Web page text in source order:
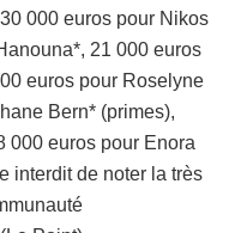
000 euros pour Nikos
21 000 euros
euros pour Roselyne
Bern* (primes),
000 euros pour Enora
interdit de noter la très